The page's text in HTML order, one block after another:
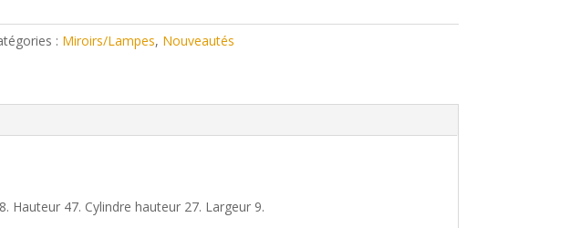
: Miroirs/Lampes, Nouveautés
Hauteur 47. Cylindre hauteur 27. Largeur 9.